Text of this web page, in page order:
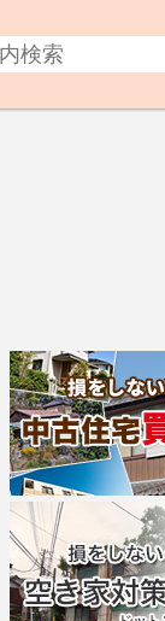
のある子どもの将来